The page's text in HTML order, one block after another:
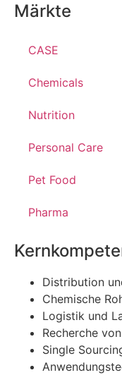
Märkte
CASE
Chemicals
Nutrition
Personal Care
Pet Food
Pharma
Distribution
Chemische
Logistik und
Recherche
Single